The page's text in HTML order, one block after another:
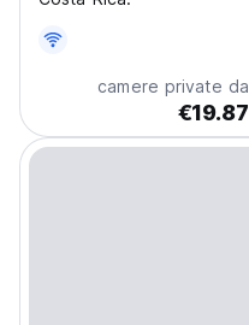
camere private da
€19.87